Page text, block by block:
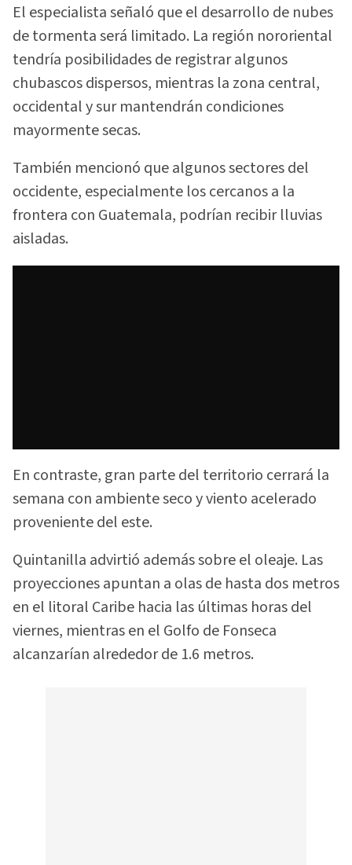
El especialista señaló que el desarrollo de nubes
de tormenta será limitado. La región nororiental
tendría posibilidades de registrar algunos
chubascos dispersos, mientras la zona central,
occidental y sur mantendrán condiciones
mayormente secas.
También mencionó que algunos sectores del
occidente, especialmente los cercanos a la
frontera con Guatemala, podrían recibir lluvias
aisladas.
En contraste, gran parte del territorio cerrará la
semana con ambiente seco y viento acelerado
proveniente del este.
Quintanilla advirtió además sobre el oleaje. Las
proyecciones apuntan a olas de hasta dos metros
en el litoral Caribe hacia las últimas horas del
viernes, mientras en el Golfo de Fonseca
alcanzarían alrededor de 1.6 metros.